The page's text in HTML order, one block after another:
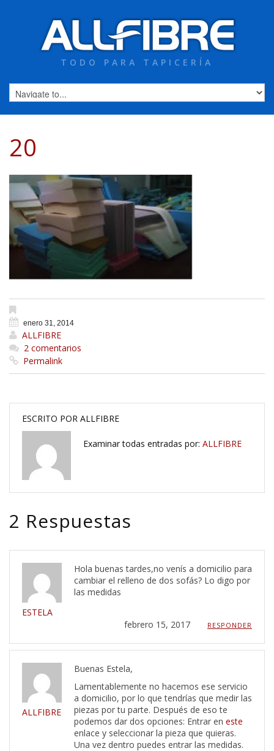
TODO PARA TAPICERÍA
20
enero 31, 2014
ALLFIBRE
2 comentarios
Permalink
ESCRITO POR ALLFIBRE
Examinar todas entradas por: ALLFIBRE
2 Respuestas
ESTELA
Hola buenas tardes,no venís a domicilio para
cambiar el relleno de dos sofás? Lo digo por
las medidas
RESPONDER
febrero 15, 2017
ALLFIBRE
Buenas Estela,
Lamentablemente no hacemos ese servicio
a domicilio, por lo que tendrías que medir las
piezas por tu parte. Después de eso te
podemos dar dos opciones: Entrar en este
enlace y seleccionar la pieza que quieras.
Una vez dentro puedes entrar las medidas.